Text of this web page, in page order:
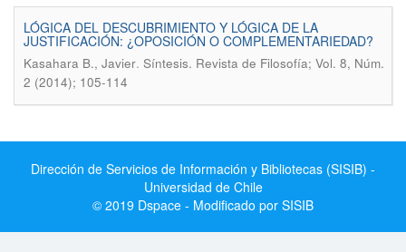
LÓGICA DEL DESCUBRIMIENTO Y LÓGICA DE LA
JUSTIFICACIÓN: ¿OPOSICIÓN O COMPLEMENTARIEDAD?
Kasahara B., Javier. Síntesis. Revista de Filosofía; Vol. 8, Núm.
2 (2014); 105-114
Dirección de Servicios de Información y Bibliotecas (SISIB) -
Universidad de Chile
© 2019 Dspace - Modificado por SISIB